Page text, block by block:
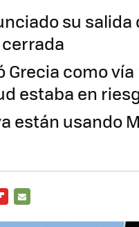
su salida
Grecia como
estaba en
están usando